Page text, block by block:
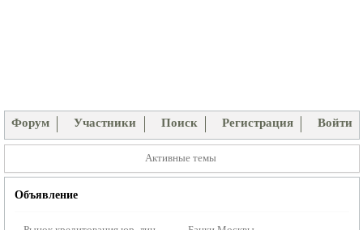
Форум Участники Поиск Регистрация Войти
Активные темы
Объявление